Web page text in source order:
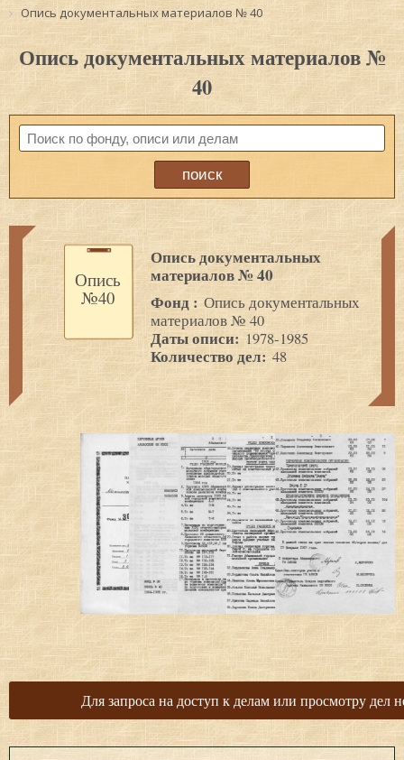
Опись документальных материалов № 40
Опись документальных материалов №
40
Опись
№40
Опись документальных
материалов № 40
Фонд : Опись документальных
материалов № 40
Даты описи: 1978-1985
Количество дел: 48
Для запроса на доступ к делам или просмотру дел